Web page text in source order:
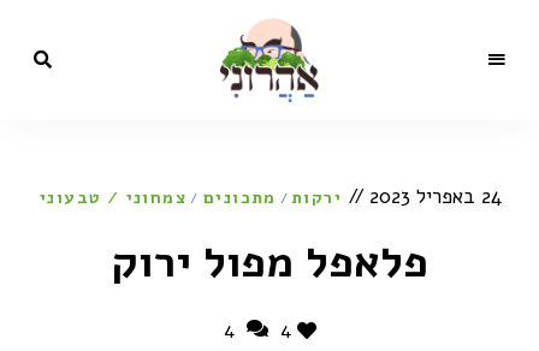
של השף
ישראל
טלוויזיה
של
אהרוני
24 באפריל 2023 ירקות / מתכונים / צמחוני / טבעוני
פלאפל מפול ירוק
4
4